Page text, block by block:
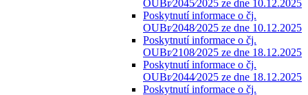
OUBr⁄2045⁄2025 ze dne 10.12.2025
Poskytnutí informace o čj.
OUBr⁄2048⁄2025 ze dne 10.12.2025
Poskytnutí informace o čj.
OUBr⁄2108⁄2025 ze dne 18.12.2025
Poskytnutí informace o čj.
OUBr⁄2044⁄2025 ze dne 18.12.2025
Poskytnutí informace o čj.